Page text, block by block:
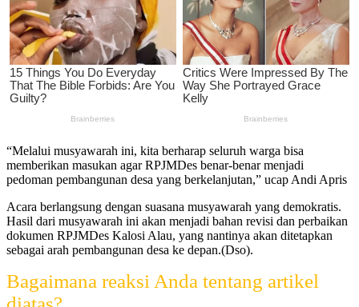
“Melalui musyawarah ini, kita berharap seluruh warga bisa
memberikan masukan agar RPJMDes benar-benar menjadi
pedoman pembangunan desa yang berkelanjutan,” ucap Andi Apris
Acara berlangsung dengan suasana musyawarah yang demokratis.
Hasil dari musyawarah ini akan menjadi bahan revisi dan perbaikan
dokumen RPJMDes Kalosi Alau, yang nantinya akan ditetapkan
sebagai arah pembangunan desa ke depan.(Dso).
Bagaimana reaksi Anda tentang artikel